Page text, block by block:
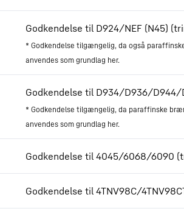
Godkendelse til D924/NEF (N45)
* Godkendelse tilgængelig, da også
anvendes som grundlag her.
Godkendelse til D934/D936/D944/
* Godkendelse tilgængelig, da paraffinske
anvendes som grundlag her.
Godkendelse til 4045/6068/6090
Godkendelse til 4TNV98C/